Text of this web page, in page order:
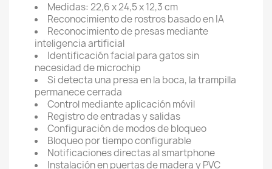
Medidas: 22,6 x 24,5 x 12,3 cm
Reconocimiento de rostros basado en IA
Reconocimiento de presas mediante
inteligencia artificial
Identificación facial para gatos sin
necesidad de microchip
Si detecta una presa en la boca, la trampilla
permanece cerrada
Control mediante aplicación móvil
Registro de entradas y salidas
Configuración de modos de bloqueo
Bloqueo por tiempo configurable
Notificaciones directas al smartphone
Instalación en puertas de madera y PVC